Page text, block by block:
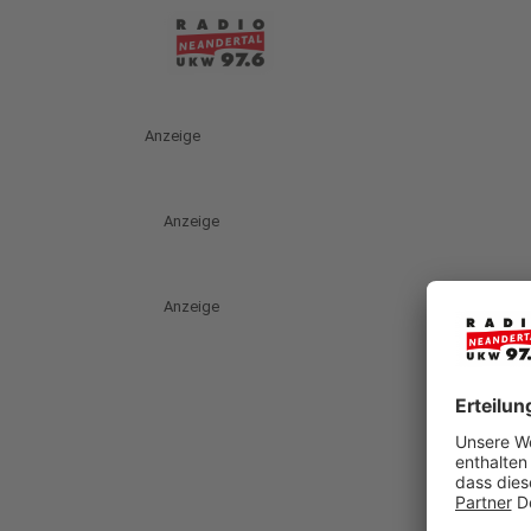
Anzeige
Anzeige
Anzeige